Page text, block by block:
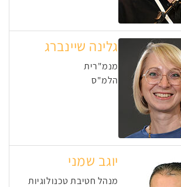
גלינה שיינברג
מנמ"רית
הלמ"ס
יוגב שמני
מנהל חטיבת טכנולוגיות